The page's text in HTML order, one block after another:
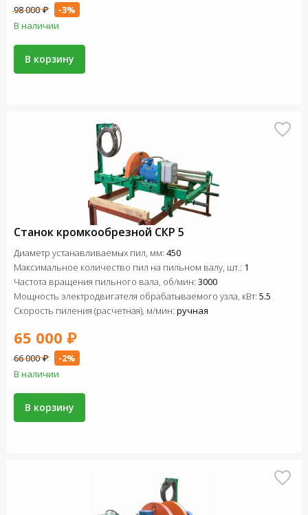
98 000 ₽
-3%
В наличии
В корзину
Станок кромкообрезной СКР 5
Диаметр устанавливаемых пил, мм: 450
Максимальное количество пил на пильном валу, шт.: 1
Частота вращения пильного вала, об/мин: 3000
Мощность электродвигателя обрабатываемого узла, кВт: 5.5
Скорость пиления (расчетная), м/мин: ручная
65 000 ₽
66 000 ₽
-2%
В наличии
В корзину